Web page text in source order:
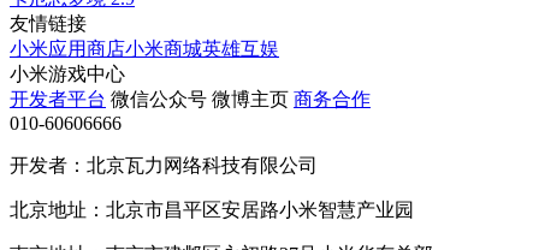
友情链接
小米应用商店小米商城英雄互娱
小米游戏中心
开发者平台 微信公众号 微博主页 商务合作
010-60606666
开发者：北京瓦力网络科技有限公司
北京地址：北京市昌平区安居路小米智慧产业园